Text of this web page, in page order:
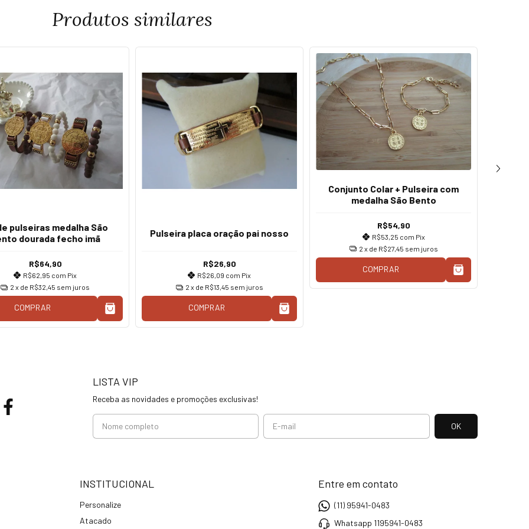
Produtos similares
pulseiras medalha São
dourada fecho imã
R$64,90
R$62,95 com Pix
2 x de R$32,45 sem juros
COMPRAR
Pulseira placa oração pai nosso
R$26,90
R$26,09 com Pix
2 x de R$13,45 sem juros
COMPRAR
Conjunto Colar + Pulseira com
medalha São Bento
R$54,90
R$53,25 com Pix
2 x de R$27,45 sem juros
COMPRAR
LISTA VIP
Receba as novidades e promoções exclusivas!
INSTITUCIONAL
Personalize
Atacado
Entre em contato
(11) 95941-0483
Whatsapp 1195941-0483